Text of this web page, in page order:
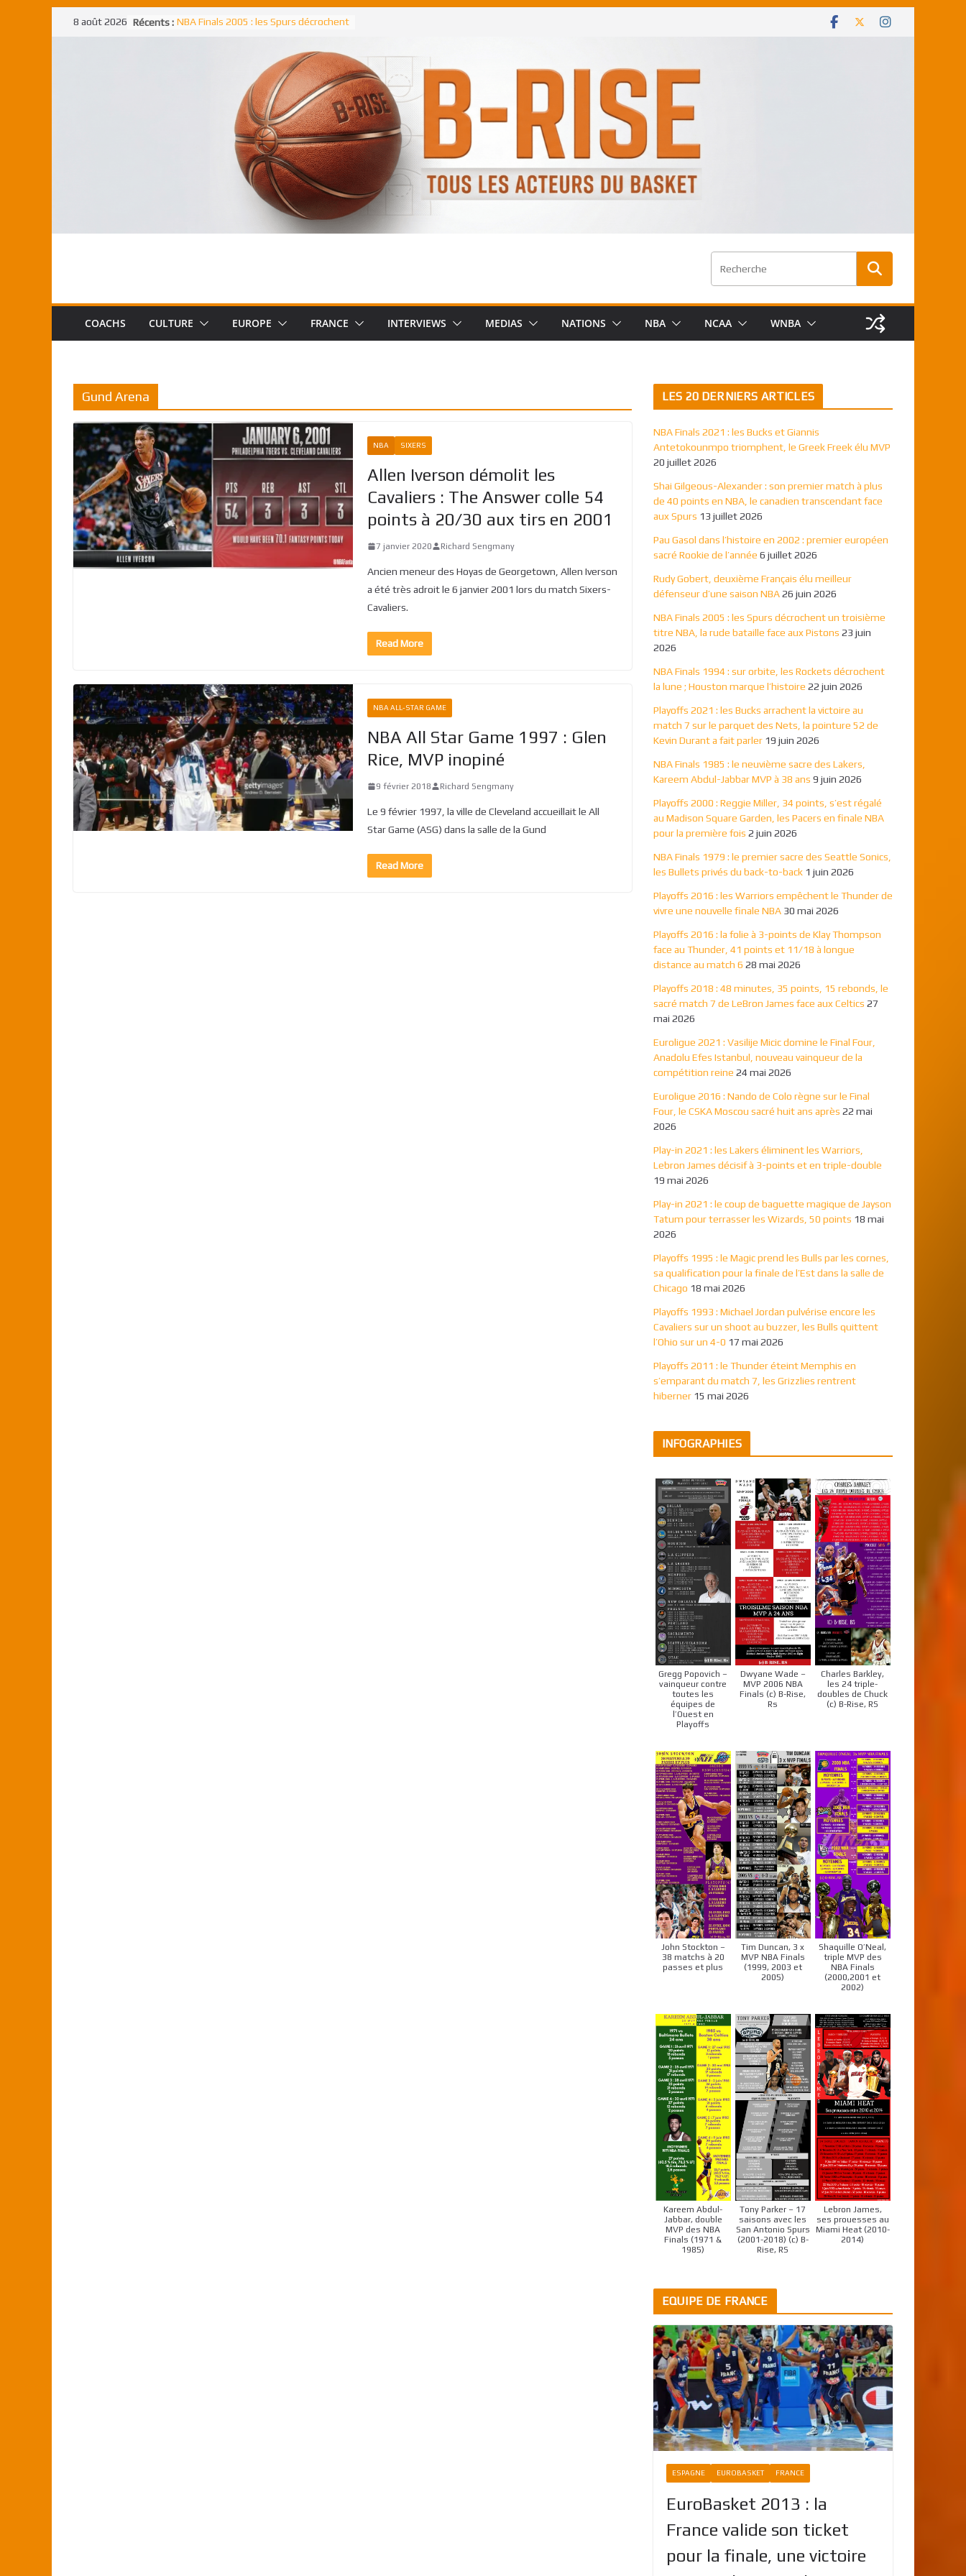
Passer8 août 2026 Récents : NBA Finals 2005 : les Spurs décrochent
NBA Finals 2021 : les Bucks et Giannis
Antetokounmpo triomphent, le Greek
Shai Gilgeous-Alexander : son premier
match à plus de 40 points en NBA, le
canadien transcendant face aux Spurs
Pau Gasol dans l’histoire en 2002 :
premier européen sacré Rookie de
Rudy Gobert, deuxième Français élu
meilleur défenseur d’une saison NBA
COACHS CULTURE EUROPE FRANCE INTERVIEWS MEDIAS NATIONS NBA NCAA WNBA
Gund Arena
NBA SIXERS
Allen Iverson démolit les
Cavaliers : The Answer colle 54
points à 20/30 aux tirs en 2001
7 janvier 2020 Richard Sengmany
Ancien meneur des Hoyas de Georgetown, Allen Iverson
a été très adroit le 6 janvier 2001 lors du match Sixers-
Cavaliers.
Read More
NBA ALL-STAR GAME
NBA All Star Game 1997 : Glen
Rice, MVP inopiné
9 février 2018 Richard Sengmany
Le 9 février 1997, la ville de Cleveland accueillait le All
Star Game (ASG) dans la salle de la Gund
Read More
LES 20 DERNIERS ARTICLES
NBA Finals 2021 : les Bucks et Giannis
Antetokounmpo triomphent, le Greek Freek élu MVP
20 juillet 2026
Shai Gilgeous-Alexander : son premier match à plus
de 40 points en NBA, le canadien transcendant face
aux Spurs 13 juillet 2026
Pau Gasol dans l’histoire en 2002 : premier européen
sacré Rookie de l’année 6 juillet 2026
Rudy Gobert, deuxième Français élu meilleur
défenseur d’une saison NBA26 juin 2026
NBA Finals 2005 : les Spurs décrochent un troisième
titre NBA, la rude bataille face aux Pistons 23 juin
2026
NBA Finals 1994 : sur orbite, les Rockets décrochent
la lune ; Houston marque l’histoire 22 juin 2026
Playoffs 2021 : les Bucks arrachent la victoire au
match 7 sur le parquet des Nets, la pointure 52 de
Kevin Durant a fait parler 19 juin 2026
NBA Finals 1985 : le neuvième sacre des Lakers,
Kareem Abdul-Jabbar MVP à 38 ans 9 juin 2026
Playoffs 2000 : Reggie Miller, 34 points, s’est régalé
au Madison Square Garden, les Pacers en finale NBA
pour la première fois 2 juin 2026
NBA Finals 1979 : le premier sacre des Seattle Sonics,
les Bullets privés du back-to-back 1 juin 2026
Playoffs 2016 : les Warriors empêchent le Thunder de
vivre une nouvelle finale NBA 30 mai 2026
Playoffs 2016 : la folie à 3-points de Klay Thompson
face au Thunder, 41 points et 11/18 à longue
distance au match 6 28 mai 2026
Playoffs 2018 : 48 minutes, 35 points, 15 rebonds, le
sacré match 7 de LeBron James face aux Celtics 27
mai 2026
Euroligue 2021 : Vasilije Micic domine le Final Four,
Anadolu Efes Istanbul, nouveau vainqueur de la
compétition reine 24 mai 2026
Euroligue 2016 : Nando de Colo règne sur le Final
Four, le CSKA Moscou sacré huit ans après 22 mai
2026
Play-in 2021 : les Lakers éliminent les Warriors,
Lebron James décisif à 3-points et en triple-double
19 mai 2026
Play-in 2021 : le coup de baguette magique de Jayson
Tatum pour terrasser les Wizards, 50 points 18 mai
2026
Playoffs 1995 : le Magic prend les Bulls par les cornes,
sa qualification pour la finale de l’Est dans la salle de
Chicago 18 mai 2026
Playoffs 1993 : Michael Jordan pulvérise encore les
Cavaliers sur un shoot au buzzer, les Bulls quittent
l’Ohio sur un 4-0 17 mai 2026
Playoffs 2011 : le Thunder éteint Memphis en
s’emparant du match 7, les Grizzlies rentrent
hiberner 15 mai 2026
INFOGRAPHIES
Gregg Popovich –
vainqueur contre
toutes les
équipes de
l’Ouest en
Playoffs
Dwyane Wade –
MVP 2006 NBA
Finals (c) B-Rise,
Rs
Charles Barkley,
les 24 triple-
doubles de Chuck
(c) B-Rise, RS
John Stockton –
38 matchs à 20
passes et plus
Tim Duncan, 3 x
MVP NBA Finals
(1999, 2003 et
2005)
Shaquille O’Neal,
triple MVP des
NBA Finals
(2000,2001 et
2002)
Kareem Abdul-
Jabbar, double
MVP des NBA
Finals (1971 &
1985)
Tony Parker – 17
saisons avec les
San Antonio Spurs
(2001-2018) (c) B-
Rise, RS
Lebron James,
ses prouesses au
Miami Heat (2010-
2014)
EQUIPE DE FRANCE
ESPAGNE EUROBASKET FRANCE
EuroBasket 2013 : la
France valide son ticket
pour la finale, une victoire